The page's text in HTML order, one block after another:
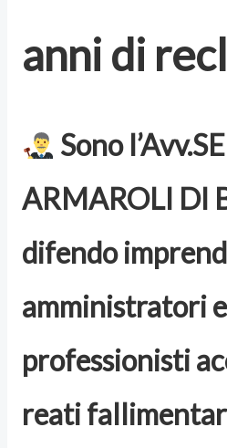
anni di
Sono
ARMAROLI DI
difendo
amministratori e
professionisti
reati